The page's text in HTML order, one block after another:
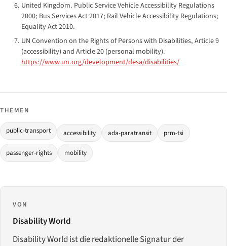
United Kingdom. Public Service Vehicle Accessibility Regulations
2000; Bus Services Act 2017; Rail Vehicle Accessibility Regulations;
Equality Act 2010.
UN Convention on the Rights of Persons with Disabilities, Article 9
(accessibility) and Article 20 (personal mobility).
https://www.un.org/development/desa/disabilities/
THEMEN
public-transport accessibility ada-paratransit prm-tsi
passenger-rights mobility
VON
Disability World
Disability World ist die redaktionelle Signatur der